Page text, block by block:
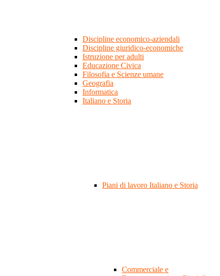
Discipline economico-aziendali
Discipline giuridico-economiche
Istruzione per adulti
Educazione Civica
Filosofia e Scienze umane
Geografia
Informatica
Italiano e Storia
Piani di lavoro Italiano e Storia
Commerciale e